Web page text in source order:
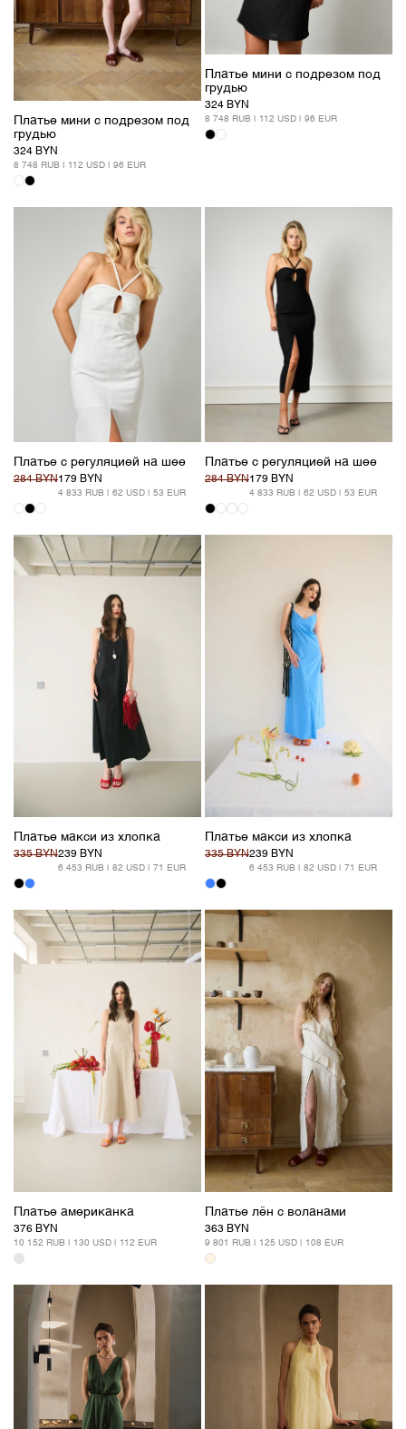
Платье мини с подрезом под
грудью
324 BYN
8 748 RUB | 112 USD | 96 EUR
Платье мини с подрезом под
грудью
324 BYN
8 748 RUB | 112 USD | 96 EUR
Платье с регуляцией на шее
284 BYN179 BYN
4 833 RUB | 62 USD | 53 EUR
Платье с регуляцией на шее
284 BYN179 BYN
4 833 RUB | 62 USD | 53 EUR
Платье макси из хлопка
335 BYN239 BYN
6 453 RUB | 82 USD | 71 EUR
Платье макси из хлопка
335 BYN239 BYN
6 453 RUB | 82 USD | 71 EUR
Платье американка
376 BYN
10 152 RUB | 130 USD | 112 EUR
Платье лён с воланами
363 BYN
9 801 RUB | 125 USD | 108 EUR